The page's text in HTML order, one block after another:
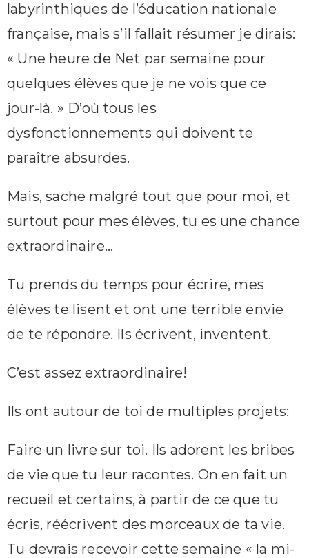
labyrinthiques de l’éducation nationale
française, mais s’il fallait résumer je dirais:
« Une heure de Net par semaine pour
quelques élèves que je ne vois que ce
jour-là. » D’où tous les
dysfonctionnements qui doivent te
paraître absurdes.
Mais, sache malgré tout que pour moi, et
surtout pour mes élèves, tu es une chance
extraordinaire…
Tu prends du temps pour écrire, mes
élèves te lisent et ont une terrible envie
de te répondre. Ils écrivent, inventent.
C’est assez extraordinaire!
Ils ont autour de toi de multiples projets:
Faire un livre sur toi. Ils adorent les bribes
de vie que tu leur racontes. On en fait un
recueil et certains, à partir de ce que tu
écris, réécrivent des morceaux de ta vie.
Tu devrais recevoir cette semaine « la mi-